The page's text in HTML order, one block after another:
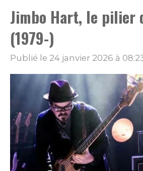
Jimbo Hart, le pilier
(1979-)
Publié le 24 janvier 2026 à